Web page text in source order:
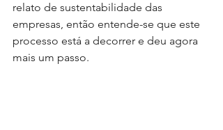
relato de sustentabilidade das
empresas, então entende-se que este
processo está a decorrer e deu agora
mais um passo.